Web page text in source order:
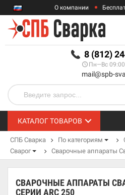
RUB
О компании
Гарантии
8 (812)
Пн—Вс
mail@spb-
КАТАЛОГ ТОВАРОВ
СПБ Сварка По категориям
Сварог
Сварочные аппараты
СВАРОЧНЫЕ АППАРАТЫ
СЕРИИ ARC 250